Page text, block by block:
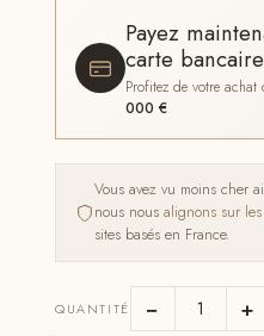
Payez
carte
Profitez de votre
000 €
Vous avez vu moins cher
nous nousalignons sur
sites basés en France.
QUANTITÉ − +